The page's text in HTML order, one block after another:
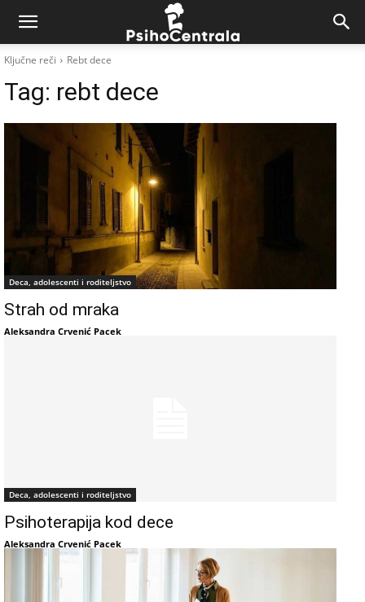
Ključne reči Rebt dece
Tag: rebt dece
Deca, adolescenti i roditeljstvo
Strah od mraka
Aleksandra Crvenić Pacek
Deca, adolescenti i roditeljstvo
Psihoterapija kod dece
Aleksandra Crvenić Pacek